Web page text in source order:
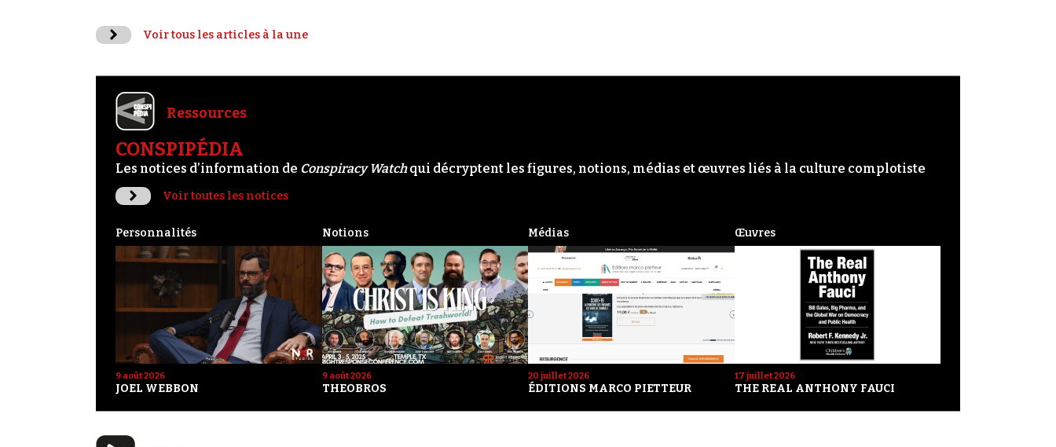
Voir tous les articles à la une
Ressources
CONSPIPÉDIA
Les notices d’information de Conspiracy Watchqui décryptent les figures, notions, médias et œuvres liés à la culture complotiste
Voir toutes les notices
Personnalités
9 août 2026
JOEL WEBBON
Notions
9 août 2026
THEOBROS
Médias
20 juillet 2026
ÉDITIONS MARCO PIETTEUR
Œuvres
17 juillet 2026
THE REAL ANTHONY FAUCI